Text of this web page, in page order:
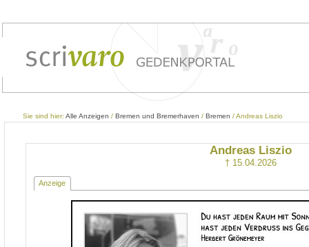
Sie sind hier: Alle Anzeigen / Bremen und Bremerhaven / Bremen / Andreas Liszio
Andreas Liszio
† 15.04.2026
Anzeige